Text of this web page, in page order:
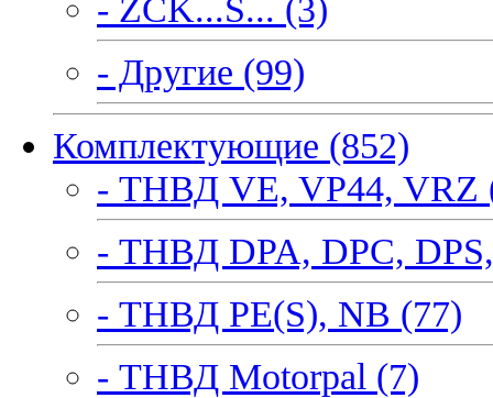
- Другие (99)
Комплектующие (852)
- ТНВД VE, VP44, VRZ
- ТНВД DPA, DPC,
- ТНВД PE(S), NB (77)
- ТНВД Motorpal (7)